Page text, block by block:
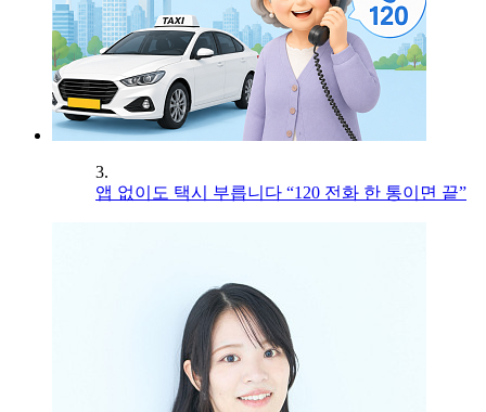
3.
앱 없이도 택시 부릅니다 “120 전화 한 통이면 끝”